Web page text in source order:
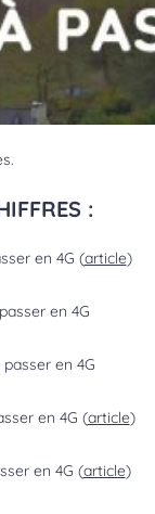
:
en 4G (article)
en 4G
en 4G
en 4G (article)
en 4G (article)